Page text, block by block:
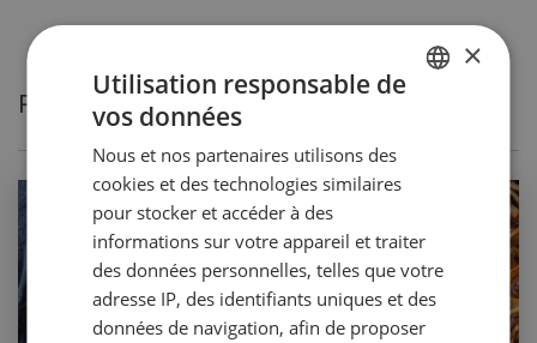
Recettes actuelles de Maria Schätti
×
Utilisation responsable de
vos données
Nous et nos partenaires utilisons des
cookies et des technologies similaires
pour stocker et accéder à des
informations sur votre appareil et traiter
des données personnelles, telles que votre
adresse IP, des identifiants uniques et des
données de navigation, afin de proposer